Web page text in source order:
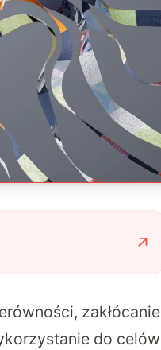
zakłócanie
do celów